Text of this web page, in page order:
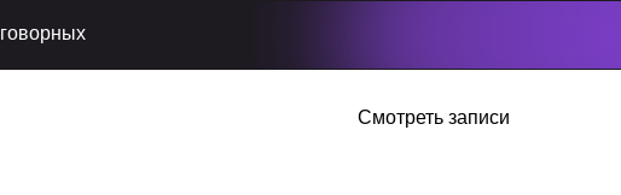
Смотреть записи